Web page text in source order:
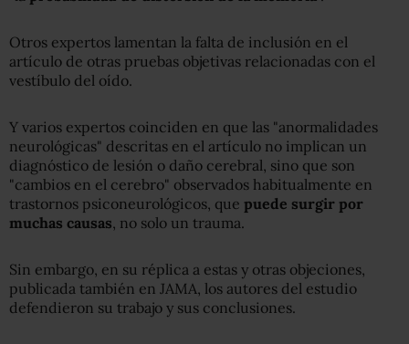
Otros expertos lamentan la falta de inclusión en el
artículo de otras pruebas objetivas relacionadas con el
vestíbulo del oído.
Y varios expertos coinciden en que las "anormalidades
neurológicas" descritas en el artículo no implican un
diagnóstico de lesión o daño cerebral, sino que son
"cambios en el cerebro" observados habitualmente en
trastornos psiconeurológicos, que puede surgir por
muchas causas, no solo un trauma.
Sin embargo, en su réplica a estas y otras objeciones,
publicada también en JAMA, los autores del estudio
defendieron su trabajo y sus conclusiones.